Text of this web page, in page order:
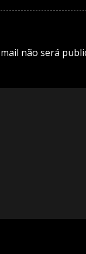
não será